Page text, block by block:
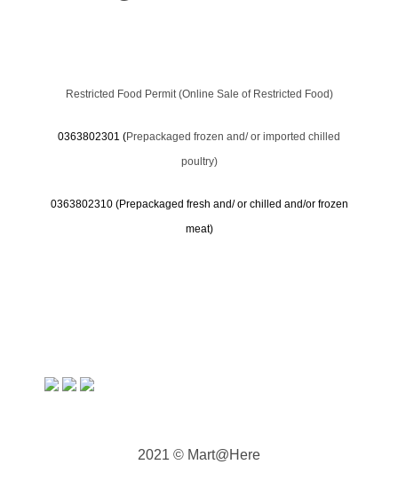
Restricted Food Permit (Online Sale of Restricted Food)
0363802301 (Prepackaged frozen and/ or imported chilled
poultry)
0363802310 (Prepackaged fresh and/ or chilled and/or frozen
meat)
2021 © Mart@Here